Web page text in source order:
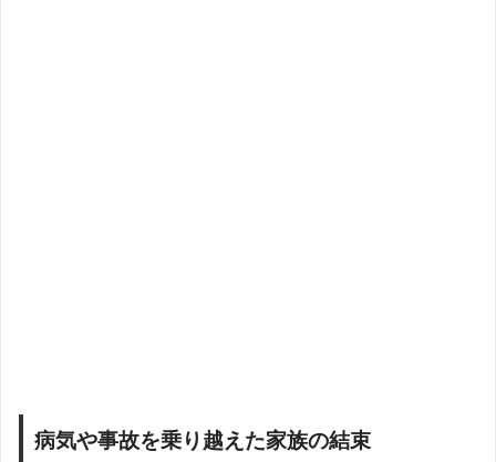
病気や事故を乗り越えた家族の結束